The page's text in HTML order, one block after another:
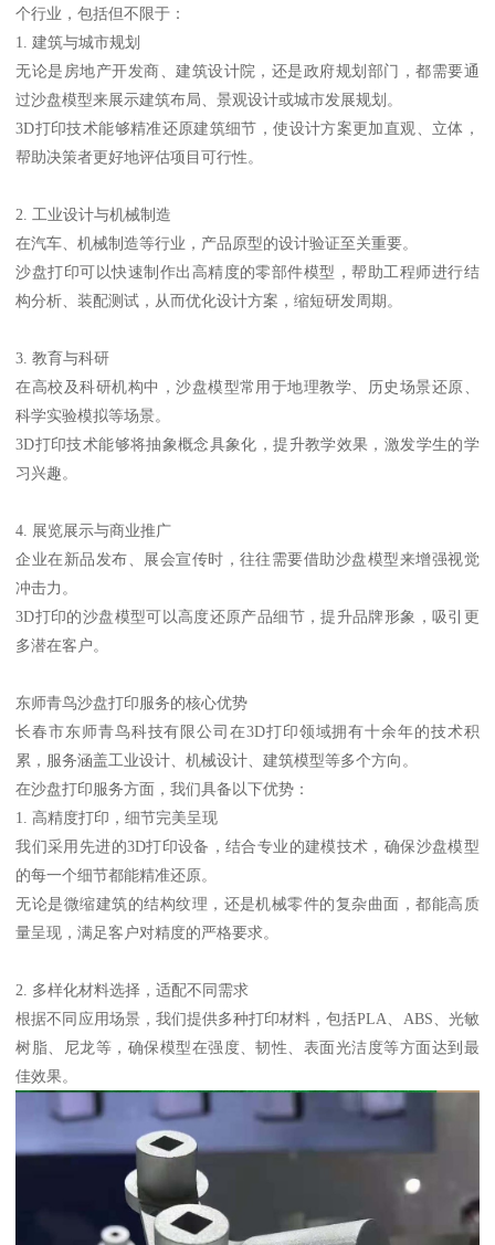
个行业，包括但不限于：
1. 建筑与城市规划
无论是房地产开发商、建筑设计院，还是政府规划部门，都需要通
过沙盘模型来展示建筑布局、景观设计或城市发展规划。
3D打印技术能够精准还原建筑细节，使设计方案更加直观、立体，
帮助决策者更好地评估项目可行性。
2. 工业设计与机械制造
在汽车、机械制造等行业，产品原型的设计验证至关重要。
沙盘打印可以快速制作出高精度的零部件模型，帮助工程师进行结
构分析、装配测试，从而优化设计方案，缩短研发周期。
3. 教育与科研
在高校及科研机构中，沙盘模型常用于地理教学、历史场景还原、
科学实验模拟等场景。
3D打印技术能够将抽象概念具象化，提升教学效果，激发学生的学
习兴趣。
4. 展览展示与商业推广
企业在新品发布、展会宣传时，往往需要借助沙盘模型来增强视觉
冲击力。
3D打印的沙盘模型可以高度还原产品细节，提升品牌形象，吸引更
多潜在客户。
东师青鸟沙盘打印服务的核心优势
长春市东师青鸟科技有限公司在3D打印领域拥有十余年的技术积
累，服务涵盖工业设计、机械设计、建筑模型等多个方向。
在沙盘打印服务方面，我们具备以下优势：
1. 高精度打印，细节完美呈现
我们采用先进的3D打印设备，结合专业的建模技术，确保沙盘模型
的每一个细节都能精准还原。
无论是微缩建筑的结构纹理，还是机械零件的复杂曲面，都能高质
量呈现，满足客户对精度的严格要求。
2. 多样化材料选择，适配不同需求
根据不同应用场景，我们提供多种打印材料，包括PLA、ABS、光敏
树脂、尼龙等，确保模型在强度、韧性、表面光洁度等方面达到最
佳效果。